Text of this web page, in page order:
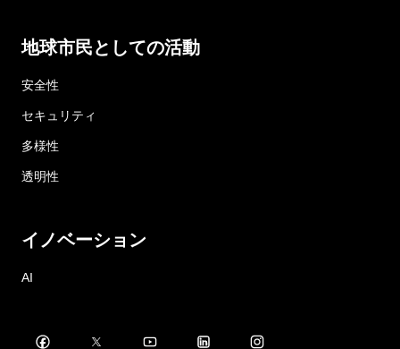
地球市民としての活動
安全性
セキュリティ
多様性
透明性
イノベーション
AI